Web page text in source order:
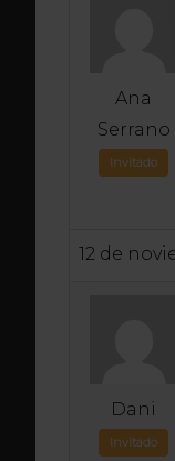
Ana
Serrano
Invitado
12 de
Dani
Invitado